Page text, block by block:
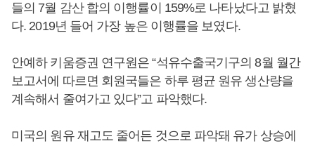
들의 7월 감산 합의 이행률이 159%로 나타났다고 밝혔
다. 2019년 들어 가장 높은 이행률을 보였다.
안예하 키움증권 연구원은 “석유수출국기구의 8월 월간
보고서에 따르면 회원국들은 하루 평균 원유 생산량을
계속해서 줄여가고 있다”고 파악했다.
미국의 원유 재고도 줄어든 것으로 파악돼 유가 상승에